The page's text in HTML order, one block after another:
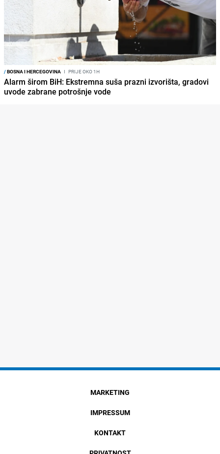
/BOSNA I HERCEGOVINA I PRIJE OKO 1H
Alarm širom BiH: Ekstremna suša prazni izvorišta, gradovi
uvode zabrane potrošnje vode
MARKETING
IMPRESSUM
KONTAKT